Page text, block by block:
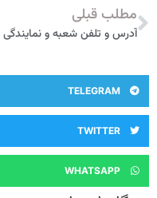
مطلب قبلی
TELEGRAM
TWITTER
WHATSAPP